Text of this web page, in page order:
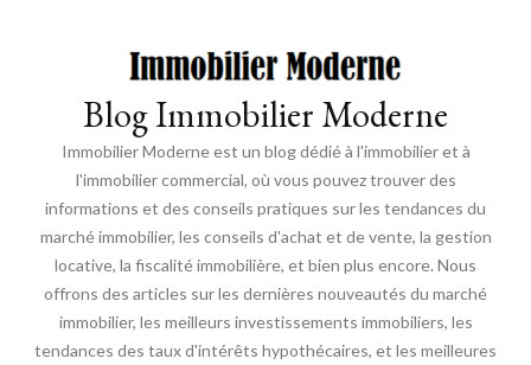
Blog Immobilier Moderne
Immobilier Moderne est un blog dédié à l'immobilier et à
l'immobilier commercial, où vous pouvez trouver des
informations et des conseils pratiques sur les tendances du
marché immobilier, les conseils d'achat et de vente, la gestion
locative, la fiscalité immobilière, et bien plus encore. Nous
offrons des articles sur les dernières nouveautés du marché
immobilier, les meilleurs investissements immobiliers, les
tendances des taux d'intérêts hypothécaires, et les meilleures